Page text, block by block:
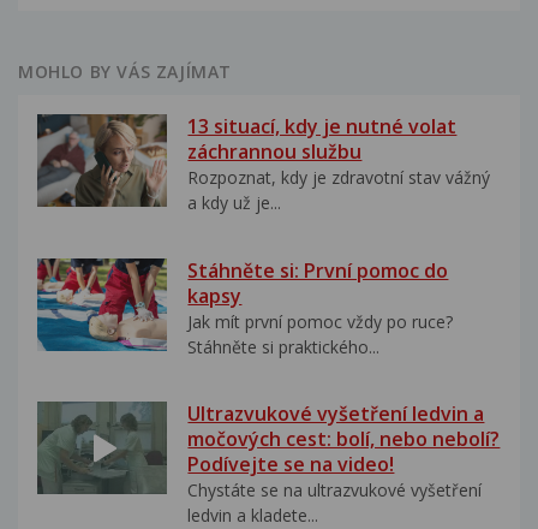
MOHLO BY VÁS ZAJÍMAT
13 situací, kdy je nutné volat
záchrannou službu
Rozpoznat, kdy je zdravotní stav vážný
a kdy už je...
Stáhněte si: První pomoc do
kapsy
Jak mít první pomoc vždy po ruce?
Stáhněte si praktického...
Ultrazvukové vyšetření ledvin a
močových cest: bolí, nebo nebolí?
Podívejte se na video!
Chystáte se na ultrazvukové vyšetření
ledvin a kladete...